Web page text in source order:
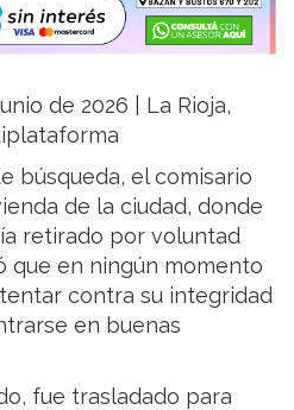
de 2026 | La Rioja,
búsqueda, el comisario
de la ciudad, donde
retirado por voluntad
que en ningún momento
contra su integridad
en buenas
fue trasladado para